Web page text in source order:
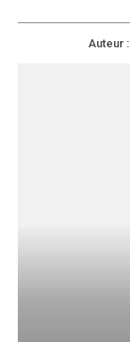
Auteur :